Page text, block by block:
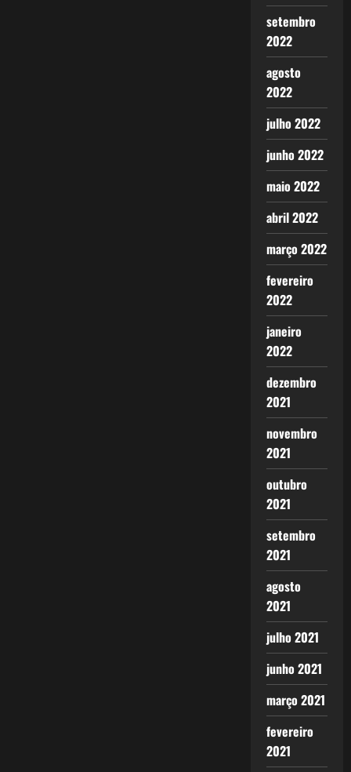
setembro
2022
agosto
2022
julho 2022
junho 2022
maio 2022
abril 2022
março 2022
fevereiro
2022
janeiro
2022
dezembro
2021
novembro
2021
outubro
2021
setembro
2021
agosto
2021
julho 2021
junho 2021
março 2021
fevereiro
2021